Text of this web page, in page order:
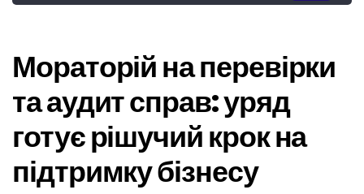
Мораторій на перевірки
та аудит справ: уряд
готує рішучий крок на
підтримку бізнесу